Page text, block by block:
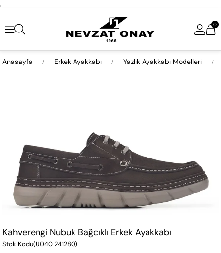
,
0
Anasayfa Erkek Ayakkabı Yazlık Ayakkabı Modelleri
Kahverengi Nubuk Bağcıklı Erkek Ayakkabı
Stok Kodu(U040 241280)